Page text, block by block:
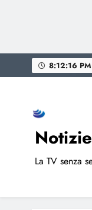
to
8:12:17 PM
La TV senza